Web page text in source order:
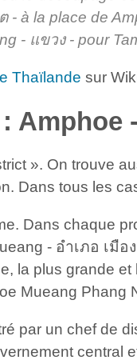
- à la place de
- แขวง - pour
Thaïlande sur
Amphoe
». On trouve
Dans tous les
Dans chaque
- อำเภอ เมือ
la plus grande
Mueang Phang
par un chef de
central